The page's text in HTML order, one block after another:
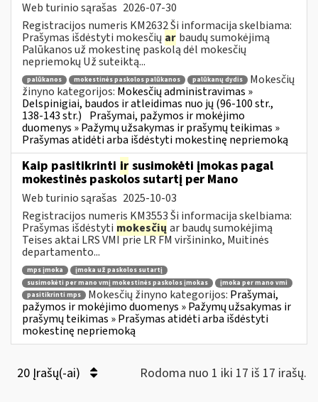
Web turinio sąrašas 2026-07-30
Registracijos numeris KM2632 Ši informacija skelbiama:
Prašymas išdėstyti mokesčių ar baudų sumokėjimą
Palūkanos už mokestinę paskolą dėl mokesčių
nepriemokų Už suteiktą...
palūkanos mokestinės paskolos palūkanos palūkanų dydis
Mokesčių
žinyno kategorijos: Mokesčių administravimas »
Delspinigiai, baudos ir atleidimas nuo jų (96-100 str.,
138-143 str.) Prašymai, pažymos ir mokėjimo
duomenys » Pažymų užsakymas ir prašymų teikimas »
Prašymas atidėti arba išdėstyti mokestinę nepriemoką
Kaip pasitikrinti ir susimokėti įmokas pagal
mokestinės paskolos sutartį per Mano
Web turinio sąrašas 2025-10-03
Registracijos numeris KM3553 Ši informacija skelbiama:
Prašymas išdėstyti mokesčių ar baudų sumokėjimą
Teises aktai LRS VMI prie LR FM viršininko, Muitinės
departamento...
mps įmoka
įmoka už paskolos sutartį
susimokėti per mano vmį mokestinės paskolos įmokas
įmoka per mano vmi
pasitikrinti mps
Mokesčių žinyno kategorijos: Prašymai,
pažymos ir mokėjimo duomenys » Pažymų užsakymas ir
prašymų teikimas » Prašymas atidėti arba išdėstyti
mokestinę nepriemoką
20 Įrašų(-ai) Rodoma nuo 1 iki 17 iš 17 irašų.